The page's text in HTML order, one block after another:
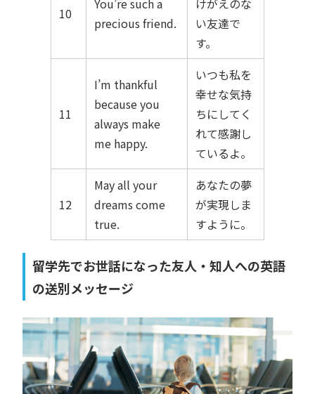
10
You’re such a
precious friend.
けがえのな
い友達で
す。
11
I’m thankful
because you
always make
me happy.
いつも私を
幸せな気持
ちにしてく
れて感謝し
ているよ。
12
May all your
dreams come
true.
あなたの夢
が実現しま
すように。
留学先でお世話になった友人・知人への英語
の送別メッセージ